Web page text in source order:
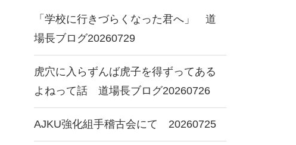
「学校に行きづらくなった君へ」 道
場長ブログ20260729
虎穴に入らずんば虎子を得ずってある
よねって話 道場長ブログ20260726
AJKU強化組手稽古会にて 20260725